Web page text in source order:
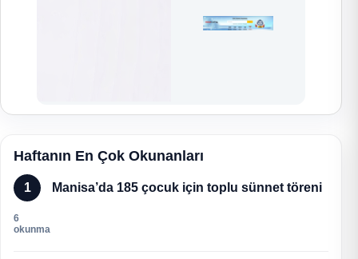
Haftanın En Çok Okunanları
1 Manisa’da 185 çocuk için toplu sünnet töreni
6
okunma